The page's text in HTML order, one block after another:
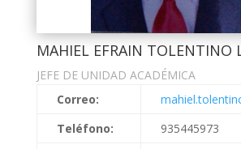
MAHIEL EFRAIN TOLENTINO
JEFE DE UNIDAD ACADÉMICA
Correo:
Teléfono:
935445973